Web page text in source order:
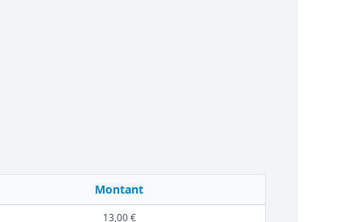
Montant
13,00 €